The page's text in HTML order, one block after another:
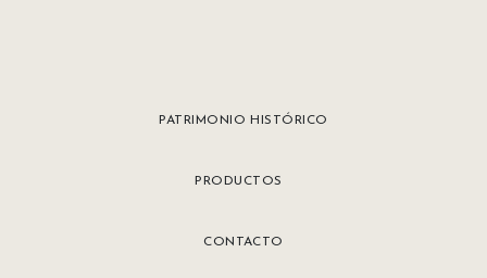
PATRIMONIO HISTÓRICO
PRODUCTOS
CONTACTO